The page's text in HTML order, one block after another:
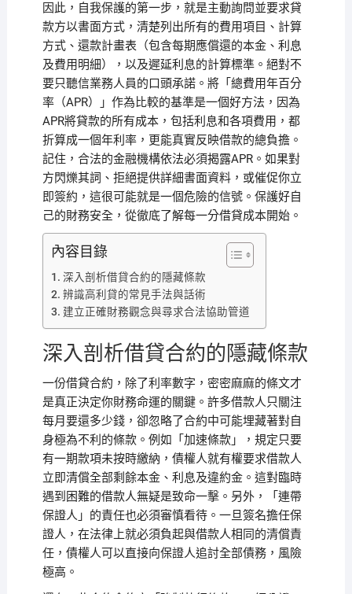
因此，自我保護的第一步，就是主動詢問並要求貸
款方以書面方式，清楚列出所有的費用項目、計算
方式、還款計畫表（包含每期應償還的本金、利息
及費用明細），以及遲延利息的計算標準。絕對不
要只聽信業務人員的口頭承諾。將「總費用年百分
率（APR）」作為比較的基準是一個好方法，因為
APR將貸款的所有成本，包括利息和各項費用，都
折算成一個年利率，更能真實反映借款的總負擔。
記住，合法的金融機構依法必須揭露APR。如果對
方閃爍其詞、拒絕提供詳細書面資料，或催促你立
即簽約，這很可能就是一個危險的信號。保護好自
己的財務安全，從徹底了解每一分借貸成本開始。
內容目錄
深入剖析借貸合約的隱藏條款
辨識高利貸的常見手法與話術
建立正確財務觀念與尋求合法協助管道
深入剖析借貸合約的隱藏條款
一份借貸合約，除了利率數字，密密麻麻的條文才
是真正決定你財務命運的關鍵。許多借款人只關注
每月要還多少錢，卻忽略了合約中可能埋藏著對自
身極為不利的條款。例如「加速條款」，規定只要
有一期款項未按時繳納，債權人就有權要求借款人
立即清償全部剩餘本金、利息及違約金。這對臨時
遇到困難的借款人無疑是致命一擊。另外，「連帶
保證人」的責任也必須審慎看待。一旦簽名擔任保
證人，在法律上就必須負起與借款人相同的清償責
任，債權人可以直接向保證人追討全部債務，風險
極高。